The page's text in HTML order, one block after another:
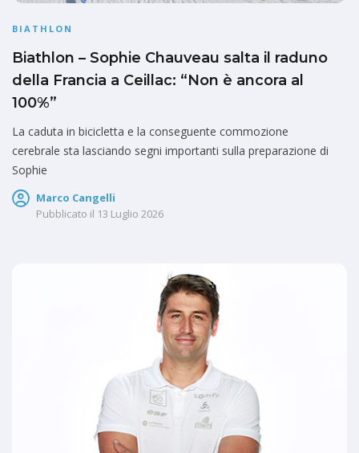
BIATHLON
Biathlon – Sophie Chauveau salta il raduno
della Francia a Ceillac: “Non è ancora al
100%”
La caduta in bicicletta e la conseguente commozione
cerebrale sta lasciando segni importanti sulla preparazione di
Sophie
Marco Cangelli
Pubblicato il 13 Luglio 2026